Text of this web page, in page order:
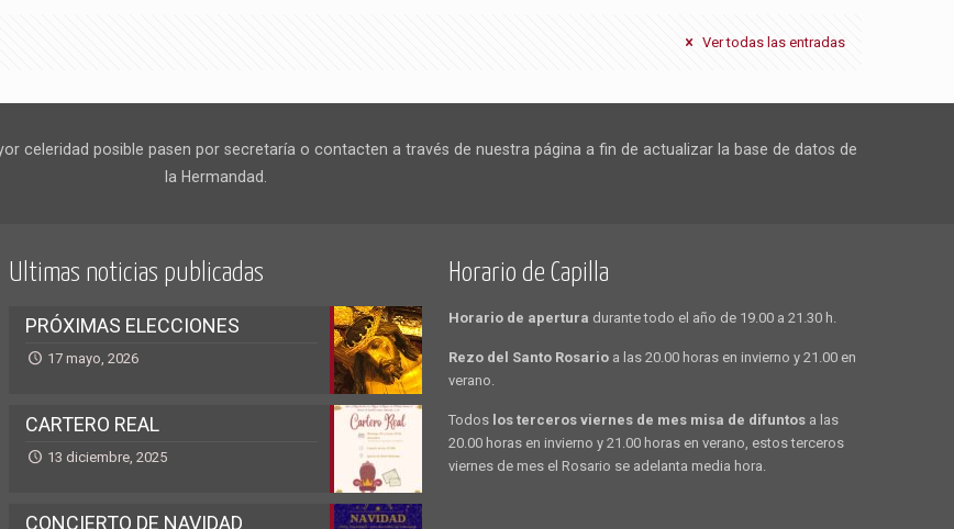
Ver todas las entradas
celeridad posible pasen por secretaría o contacten a través de nuestra página a fin de actualizar la base de datos de
la Hermandad.
Ultimas noticias publicadas
PRÓXIMAS ELECCIONES
17 mayo, 2026
CARTERO REAL
13 diciembre, 2025
CONCIERTO DE NAVIDAD
Horario de Capilla
Horario de apertura durante todo el año de 19.00 a 21.30 h.
Rezo del Santo Rosarioa las 20.00 horas en invierno y 21.00 en
verano.
Todoslos terceros viernes de mes misa de difuntosa las
20.00 horas en invierno y 21.00 horas en verano, estos terceros
viernes de mes el Rosario se adelanta media hora.